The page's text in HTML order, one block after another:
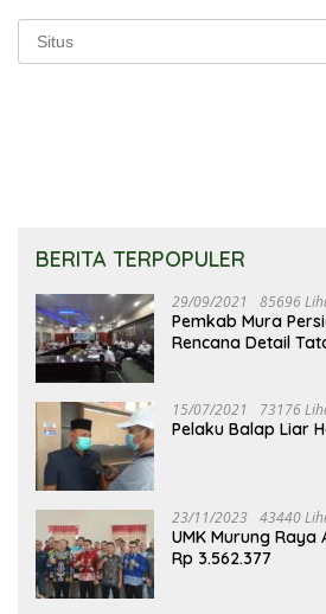
BERITA TERPOPULER
29/09/2021 85696
Pemkab Mura
Rencana Detail
15/07/2021 73176
Pelaku Balap Liar
23/11/2023 43440
UMK Murung
Rp 3.562.377